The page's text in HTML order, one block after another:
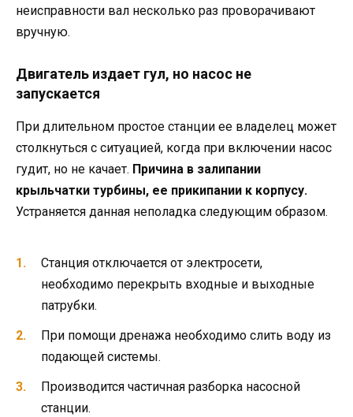
неисправности вал несколько раз проворачивают
вручную.
Двигатель издает гул, но насос не
запускается
При длительном простое станции ее владелец может
столкнуться с ситуацией, когда при включении насос
гудит, но не качает. Причина в залипании
крыльчатки турбины, ее прикипании к корпусу.
Устраняется данная неполадка следующим образом.
Станция отключается от электросети,
необходимо перекрыть входные и выходные
патрубки.
При помощи дренажа необходимо слить воду из
подающей системы.
Производится частичная разборка насосной
станции.